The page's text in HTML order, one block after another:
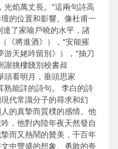
光焰萬丈長。”這兩句詩高
的位置和影響。像杜甫一
了家喻戶曉的水平，諸
《將進酒》），“安能摧
天姥吟留別》），“抽刀
謝朓樓餞別校書叔
頭看明月，垂頭思家
熟能詳的詩句。 李白的詩
代常識分子的尋求和幻
的真摯而質樸的感情。他
，他對內陸年夜天然發自
而又熱鬧的贊美，千百年
中豐盛的想象、勇敢的夸